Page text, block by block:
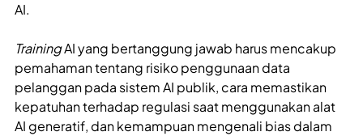
AI.
TrainingAI yang bertanggung jawab harus mencakup
pemahaman tentang risiko penggunaan data
pelanggan pada sistem AI publik, cara memastikan
kepatuhan terhadap regulasi saat menggunakan alat
AI generatif, dan kemampuan mengenali bias dalam